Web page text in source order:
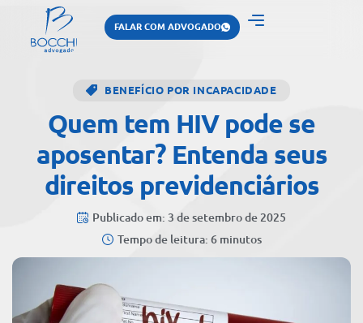
FALAR COM ADVOGADO
BENEFÍCIO POR INCAPACIDADE
Quem tem HIV pode se
aposentar? Entenda seus
direitos previdenciários
Publicado em: 3 de setembro de 2025
Tempo de leitura: 6 minutos